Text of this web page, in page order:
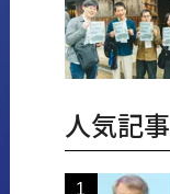
人気記事